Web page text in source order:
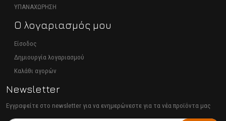
ΥΠΑΝΑΧΩΡΗΣΗ
Ο λογαριασμός μου
Είσοδος
Δημιουργία λογαριασμού
Καλάθι αγορών
Newsletter
Εγγραφείτε στο newsletter για να ενημερώνεστε για τα νέα προϊόντα μας